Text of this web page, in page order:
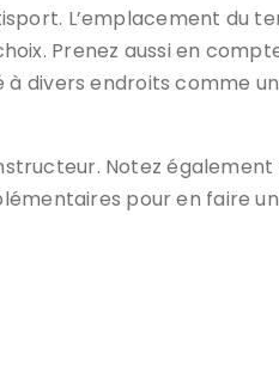
L’emplacement du
Prenez aussi en
divers endroits comme
Notez
pour en faire